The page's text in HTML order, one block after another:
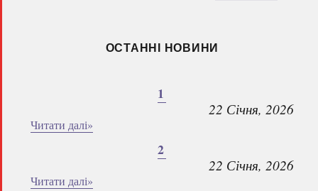
ОСТАННІ НОВИНИ
1
22 Січня, 2026
Читати далі»
2
22 Січня, 2026
Читати далі»